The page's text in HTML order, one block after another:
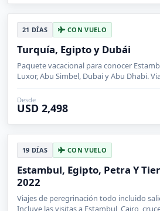
21 DÍAS CON VUELO
Turquía, Egipto y Dubái
Paquete vacacional para conocer
Luxor, Abu Simbel, Dubai y Abu Dhabi.
Desde
USD 2,498
19 DÍAS CON VUELO
Estambul, Egipto, Petra Y
2022
Viajes de peregrinación todo incluido
Incluye las visitas a Estambul, Cairo,